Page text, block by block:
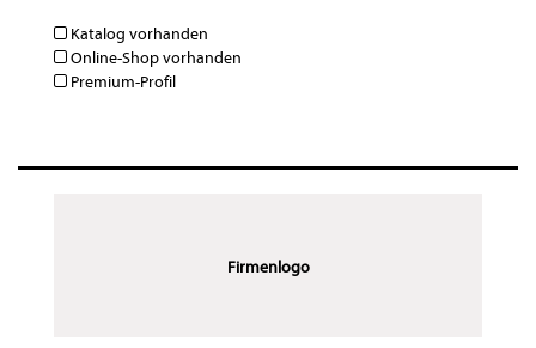
Katalog vorhanden
Online-Shop vorhanden
Premium-Profil
Firmenlogo